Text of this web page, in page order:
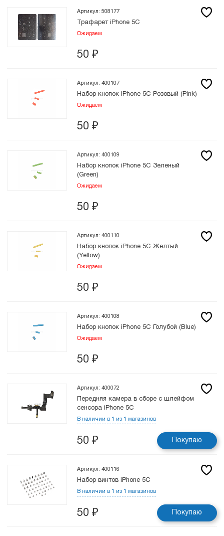
Артикул: 508177
Трафарет iPhone 5C
Ожидаем
50 ₽
Артикул: 400107
Набор кнопок iPhone 5C Розовый (Pink)
Ожидаем
50 ₽
Артикул: 400109
Набор кнопок iPhone 5C Зеленый
(Green)
Ожидаем
50 ₽
Артикул: 400110
Набор кнопок iPhone 5C Желтый
(Yellow)
Ожидаем
50 ₽
Артикул: 400108
Набор кнопок iPhone 5C Голубой (Blue)
Ожидаем
50 ₽
Артикул: 400072
Передняя камера в сборе с шлейфом
сенсора iPhone 5С
В наличии в 1 из 1 магазинов
50 ₽ Покупаю
Артикул: 400116
Набор винтов iPhone 5C
В наличии в 1 из 1 магазинов
50 ₽ Покупаю